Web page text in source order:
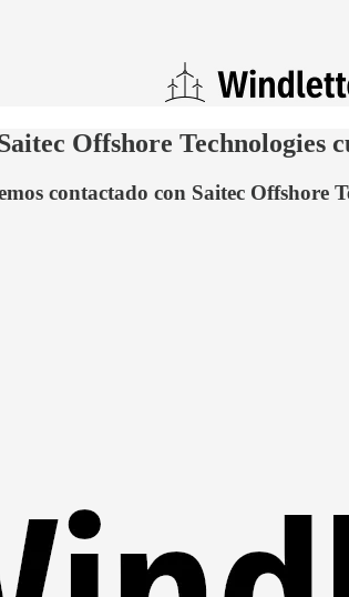
Offshore Technologies
contactado con Saitec Offshore